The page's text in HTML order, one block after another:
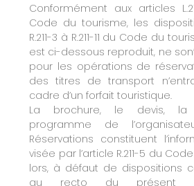
Conformément aux articles
Code du tourisme, les
R.211-3 à R.211-11 du Code du
est ci-dessous reproduit, ne
pour les opérations de
des titres de transport
cadre d’un forfait touristique.
La brochure, le devis, la
programme de
Réservations constituent
visée par l’article R.211-5 du
lors, à défaut de dispositions
au recto du présent